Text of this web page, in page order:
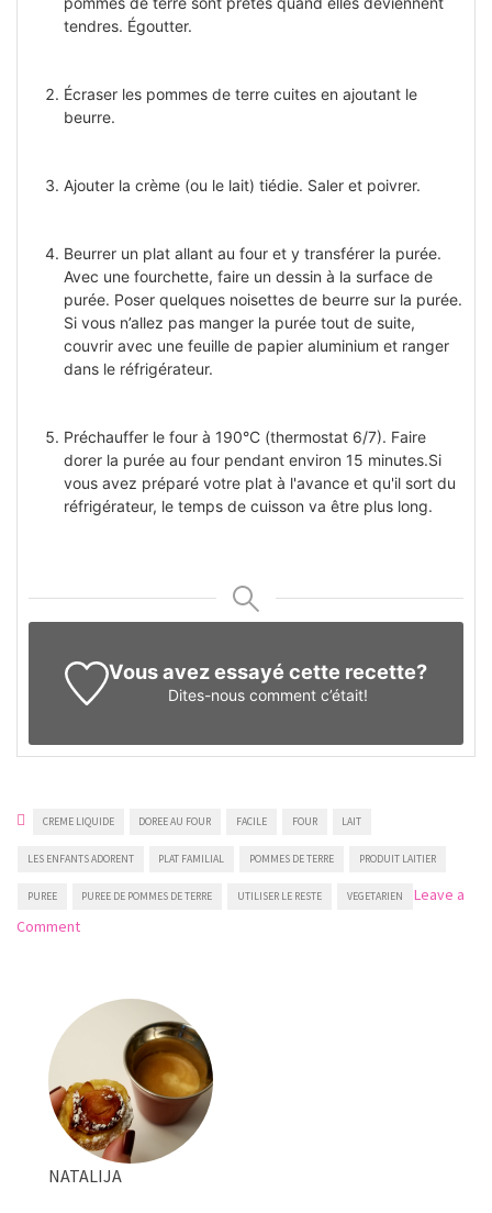
tendres. Égoutter.
Écraser les pommes de terre cuites en ajoutant le
beurre.
Ajouter la crème (ou le lait) tiédie. Saler et poivrer.
Beurrer un plat allant au four et y transférer la purée.
Avec une fourchette, faire un dessin à la surface de
purée. Poser quelques noisettes de beurre sur la purée.
Si vous n’allez pas manger la purée tout de suite,
couvrir avec une feuille de papier aluminium et ranger
dans le réfrigérateur.
Préchauffer le four à 190°C (thermostat 6/7). Faire
dorer la purée au four pendant environ 15 minutes.Si
vous avez préparé votre plat à l'avance et qu'il sort du
réfrigérateur, le temps de cuisson va être plus long.
Vous avez essayé cette recette?
Dites-nous comment c’était!
CREME LIQUIDE DOREE AU FOUR FACILE FOUR LAIT
LES ENFANTS ADORENT PLAT FAMILIAL POMMES DE TERRE PRODUIT LAITIER
PUREE PUREE DE POMMES DE TERRE UTILISER LE RESTE VEGETARIEN
Leave a
Commenton
de
au
four
NATALIJA